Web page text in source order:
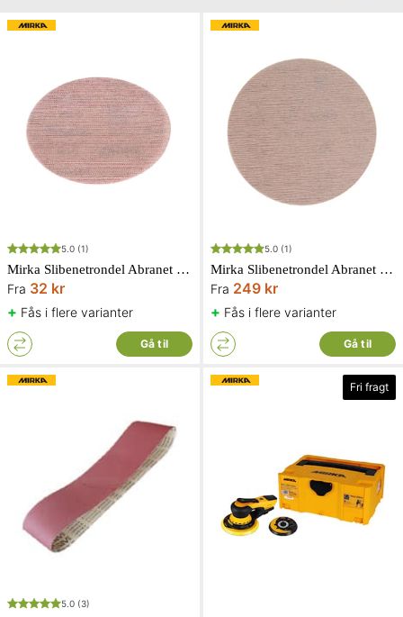
5.0 (1)
Mirka Slibenet­rondel Abranet 150mm Grip P
Fra 32 kr
+ Fås i flere varianter
Gå til
5.0 (1)
Mirka Slibenet­rondel Abranet 225mm Grip P
Fra 249 kr
+ Fås i flere varianter
Gå til
5.0 (3)
Fri fragt